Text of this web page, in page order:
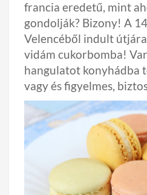
francia eredetű, mint
gondolják? Bizony! A
Velencéből indult útjára
vidám cukorbomba!
hangulatot konyhádba
vagy és figyelmes,